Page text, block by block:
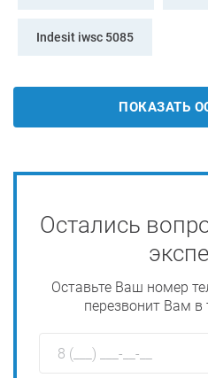
Indesit iwsc 5085
ПОКАЗАТЬ
Остались
Оставьте Ваш номер
перезвонит Вам в